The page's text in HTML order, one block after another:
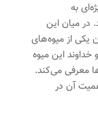
به
در میان این
یکی از میوه‌های
این میوه
معرفی می‌کند.
آن در